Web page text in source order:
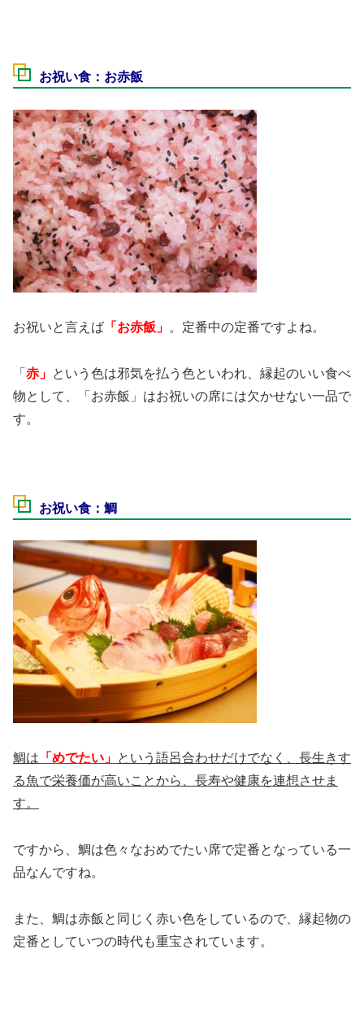
お祝い食：お赤飯
お祝いと言えば 「お赤飯」 。定番中の定番ですよね。
「 赤」 という色は邪気を払う色といわれ、縁起のいい食べ
物として、「お赤飯」はお祝いの席には欠かせない一品で
す。
お祝い食：鯛
鯛は 「めでたい」 という語呂合わせだけでなく、長生きす
る魚で栄養価が高いことから、長寿や健康を連想させま
す。
ですから、鯛は色々なおめでたい席で定番となっている一
品なんですね。
また、鯛は赤飯と同じく赤い色をしているので、縁起物の
定番としていつの時代も重宝されています。